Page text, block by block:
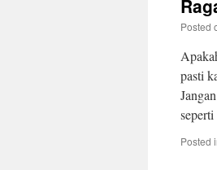
Posted
pasti
Posted